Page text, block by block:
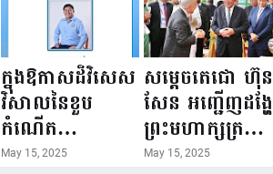
ឪពុកក្មេករបស់
លោកទទួលមរណៈ
ភាព!
ចរាចរណ៍ កំពុង
សម្រាកព្យាបាល
នៅមន្ទីរពេទ្យ!
ក្នុងឱកាសដ៏វិសេស
វិសាលនៃខួប
កំណើត
គម្រប់ខួប៤៤
May 15, 2025
សម្តេចតេជោ ហ៊ុន
សែន អញ្ជើញដង្ហែ
ព្រះមហាក្សត្រ
យាងទតការតាំង
May 15, 2025